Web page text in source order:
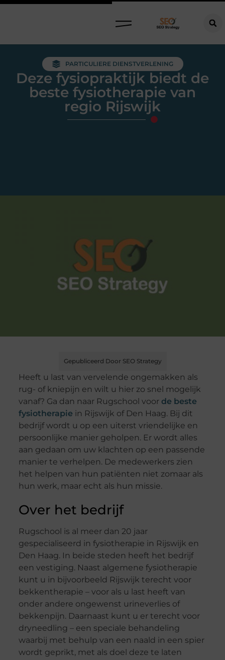
PARTICULIERE DIENSTVERLENING
Deze fysiopraktijk biedt de
beste fysiotherapie van
regio Rijswijk
Gepubliceerd Door SEO Strategy
Heeft u last van vervelende ongemakken als
rug- of kniepijn en wilt u hier zo snel mogelijk
vanaf? Ga dan naar Rugschool voor de beste
fysiotherapie in Rijswijk of Den Haag. Bij dit
bedrijf wordt u op een uiterst vriendelijke en
persoonlijke manier geholpen. Er wordt alles
aan gedaan om uw klachten op een passende
manier te verhelpen. De medewerkers zien
het helpen van hun patiënten niet zomaar als
hun werk, maar echt als hun missie.
Over het bedrijf
Rugschool is al meer dan 20 jaar
gespecialiseerd in fysiotherapie in Rijswijk en
Den Haag. In beide steden heeft het bedrijf
een vestiging. Naast algemene fysiotherapie
kunt u in bijvoorbeeld Rijswijk terecht voor
bekkentherapie – voor als u last heeft van
onder andere ongewenst urineverlies of
bekkenpijn. Daarnaast kunt u er terecht voor
dryneedling – een speciale behandeling
waarbij met behulp van een naald in een spier
wordt geprikt, met als doel deze te laten